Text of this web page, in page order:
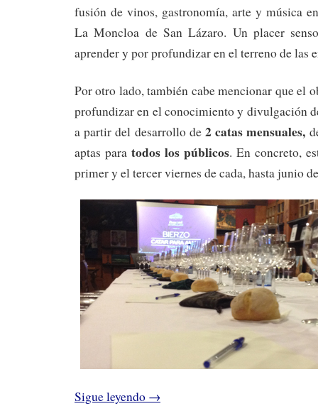
fusión de vinos, gastronomía, arte y música
La Moncloa de San Lázaro. Un placer
aprender y por profundizar en el terreno de las
Por otro lado, también cabe mencionar que el
profundizar en el conocimiento y divulgación
a partir del desarrollo de2 catas mensuales,
aptas para todos los públicos. En concreto,
primer y el tercer viernes de cada, hasta junio
Sigue leyendo →